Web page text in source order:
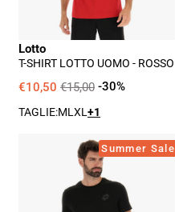
Lotto
T-SHIRT LOTTO UOMO - ROSSO
€10,50 €15,00 -30%
TAGLIE:MLXL+1
T-
Shirt
Lotto
Uomo
Summer Sale